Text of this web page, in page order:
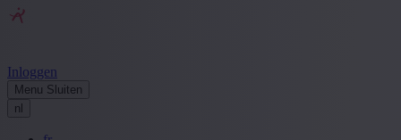
Inloggen
Menu Sluiten
nl